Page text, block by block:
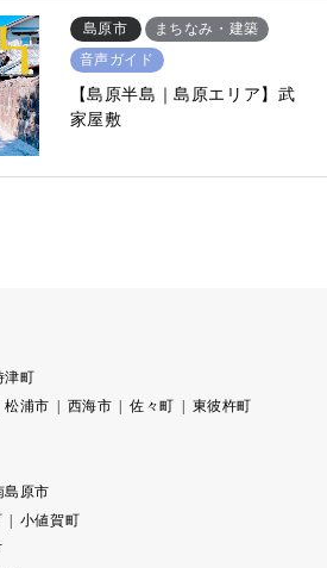
島原市
まちなみ・建築
音声ガイド
【島原半島｜島原エリア】武
家屋敷
津町
松浦市 西海市 佐々町
東彼杵町
島原市
小値賀町